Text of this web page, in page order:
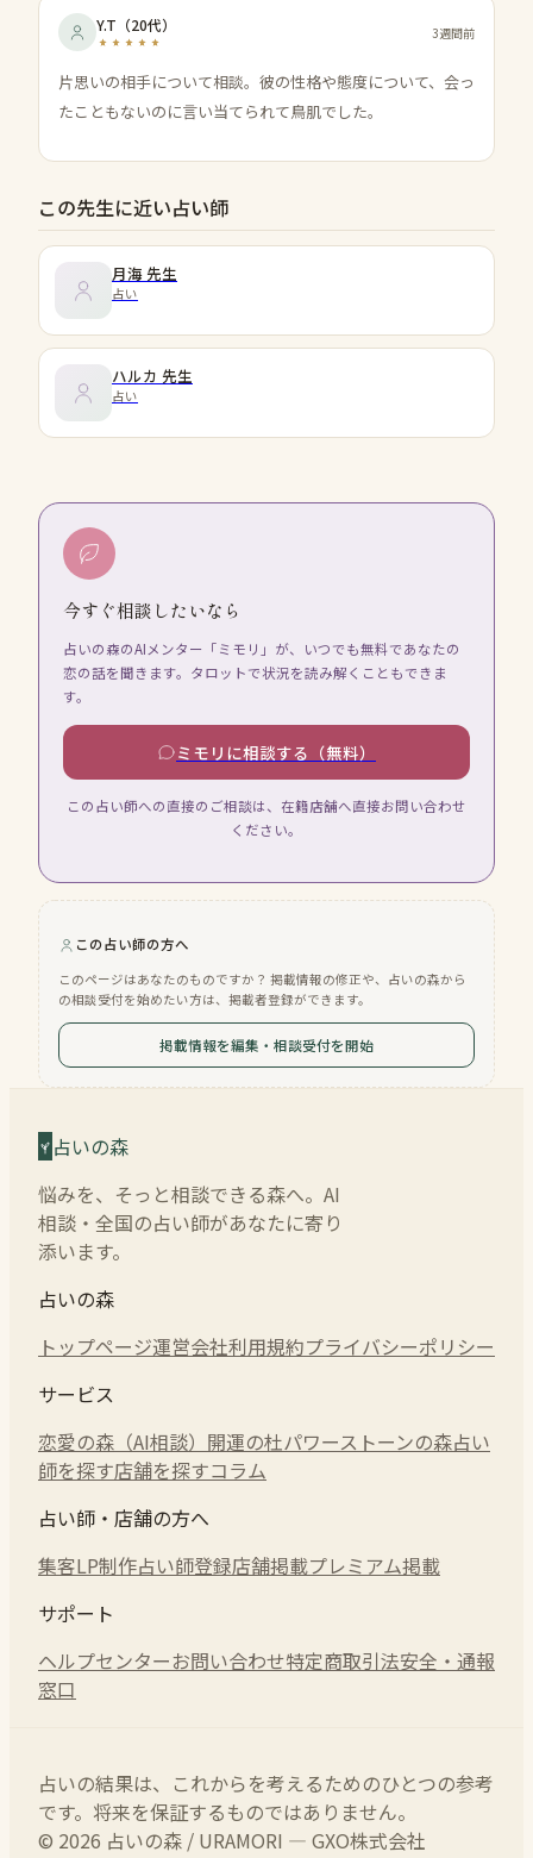
Y.T （20代） 3週間前
片思いの相手について相談。彼の性格や態度について、会っ
たこともないのに言い当てられて鳥肌でした。
この先生に近い占い師
月海 先生
占い
ハルカ 先生
占い
今すぐ相談したいなら
占いの森のAIメンター「ミモリ」が、いつでも無料であなたの
恋の話を聞きます。タロットで状況を読み解くこともできま
す。
ミモリに相談する（無料）
この占い師への直接のご相談は、在籍店舗へ直接お問い合わせ
ください。
この占い師の方へ
このページはあなたのものですか？ 掲載情報の修正や、占いの森から
の相談受付を始めたい方は、掲載者登録ができます。
掲載情報を編集・相談受付を開始
占いの森
悩みを、そっと相談できる森へ。AI
相談・全国の占い師があなたに寄り
添います。
占いの森
トップページ運営会社利用規約プライバシーポリシー
サービス
恋愛の森（AI相談） 開運の杜パワーストーンの森占い
師を探す店舗を探すコラム
占い師・店舗の方へ
集客LP制作占い師登録店舗掲載プレミアム掲載
サポート
ヘルプセンターお問い合わせ特定商取引法安全・通報
窓口
占いの結果は、これからを考えるためのひとつの参考
です。将来を保証するものではありません。
© 2026 占いの森 / URAMORI — GXO株式会社